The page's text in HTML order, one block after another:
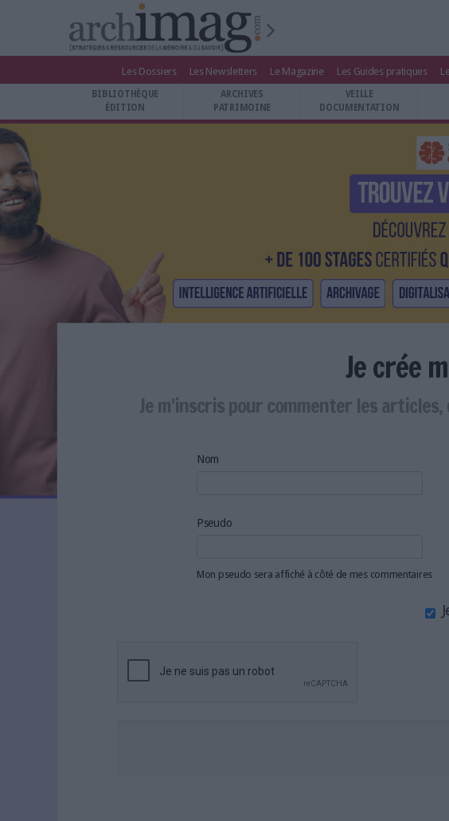
BIBLIOTHÈQUE ÉDITION
ARCHIVES PATRIMOINE
VEILLE DOCUMENTATION
UNIVERS DATA
TRAVAIL COLLABORATIF
VIE NUMÉRIQUE
NUMÉRIQUE RESPONSABLE
L'ANNUAIRE DES ACTEURS
Les Dossiers Les Newsletters Le Magazine Les Guides pratiques
BIBLIOTHÈQUE
ÉDITION
ARCHIVES
PATRIMOINE
VEILLE
DOCUMENTATION
Je crée
Je m'inscris pour commenter les
Nom
Pseudo
Mon pseudo sera affiché à côté de mes commentaires